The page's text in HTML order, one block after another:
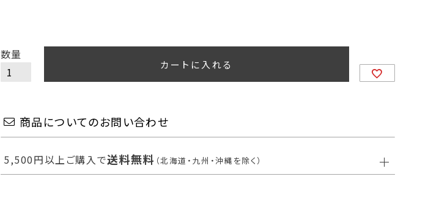
カートに入れる
商品についてのお問い合わせ
5,500円以上ご購入で送料無料 （北海道・九州・沖縄を除く）